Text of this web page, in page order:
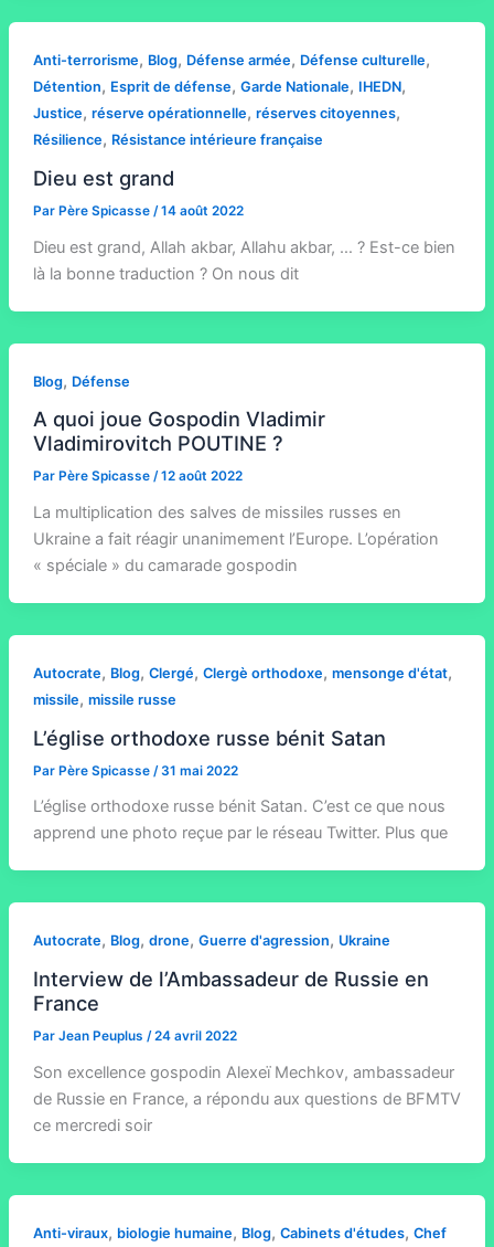
Anti-terrorisme, Blog, Défense armée, Défense culturelle,
Détention, Esprit de défense, Garde Nationale, IHEDN,
Justice, réserve opérationnelle, réserves citoyennes,
Résilience, Résistance intérieure française
Dieu est grand
Par Père Spicasse /14 août 2022
Dieu est grand, Allah akbar, Allahu akbar, … ? Est-ce bien
là la bonne traduction ? On nous dit
Blog, Défense
A quoi joue Gospodin Vladimir
Vladimirovitch POUTINE ?
Par Père Spicasse /12 août 2022
La multiplication des salves de missiles russes en
Ukraine a fait réagir unanimement l’Europe. L’opération
« spéciale » du camarade gospodin
Autocrate, Blog, Clergé, Clergè orthodoxe, mensonge d'état,
missile, missile russe
L’église orthodoxe russe bénit Satan
Par Père Spicasse /31 mai 2022
L’église orthodoxe russe bénit Satan. C’est ce que nous
apprend une photo reçue par le réseau Twitter. Plus que
Autocrate, Blog, drone, Guerre d'agression, Ukraine
Interview de l’Ambassadeur de Russie en
France
Par Jean Peuplus /24 avril 2022
Son excellence gospodin Alexeï Mechkov, ambassadeur
de Russie en France, a répondu aux questions de BFMTV
ce mercredi soir
Anti-viraux, biologie humaine, Blog, Cabinets d'études, Chef